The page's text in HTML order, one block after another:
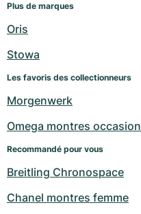
Plus de marques
Oris
Stowa
Les favoris des collectionneurs
Morgenwerk
Omega montres occasion
Recommandé pour vous
Breitling Chronospace
Chanel montres femme